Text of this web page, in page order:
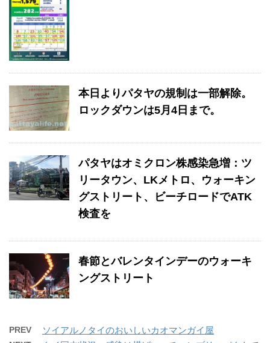
本日よりパタヤの規制は一部解除。
ロックダウンは5月4日まで。
パタヤはオミクロン株感染急増：ツ
リータウン、LKメトロ、ウォーキン
グストリート、ビーチロードでATK
検査を
春節とバレンタインデーのウォーキ
ングストリート
PREV ソイアルノタイのおいしいカオマンガイ屋